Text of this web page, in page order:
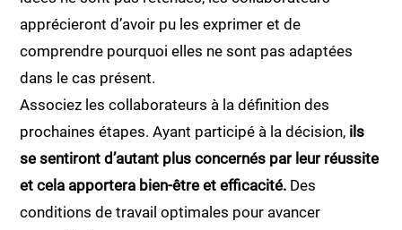
apprécieront d’avoir pu les exprimer et de
comprendre pourquoi elles ne sont pas adaptées
dans le cas présent.
Associez les collaborateurs à la définition des
prochaines étapes. Ayant participé à la décision, ils
se sentiront d’autant plus concernés par leur réussite
et cela apportera bien-être et efficacité. Des
conditions de travail optimales pour avancer